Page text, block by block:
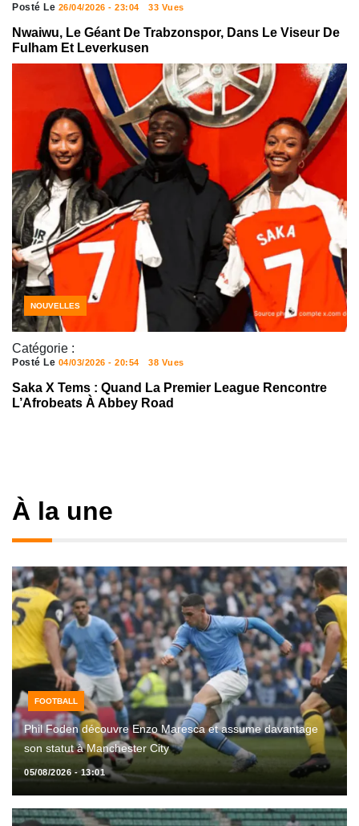
Posté Le 26/04/2026 - 23:04 33 Vues
Nwaiwu, Le Géant De Trabzonspor, Dans Le Viseur De
Fulham Et Leverkusen
Catégorie :
NOUVELLES
Posté Le 04/03/2026 - 20:54 38 Vues
Saka X Tems : Quand La Premier League Rencontre
L’Afrobeats À Abbey Road
À la une
FOOTBALL
Phil Foden découvre Enzo Maresca et assume davantage
son statut à Manchester City
05/08/2026 - 13:01